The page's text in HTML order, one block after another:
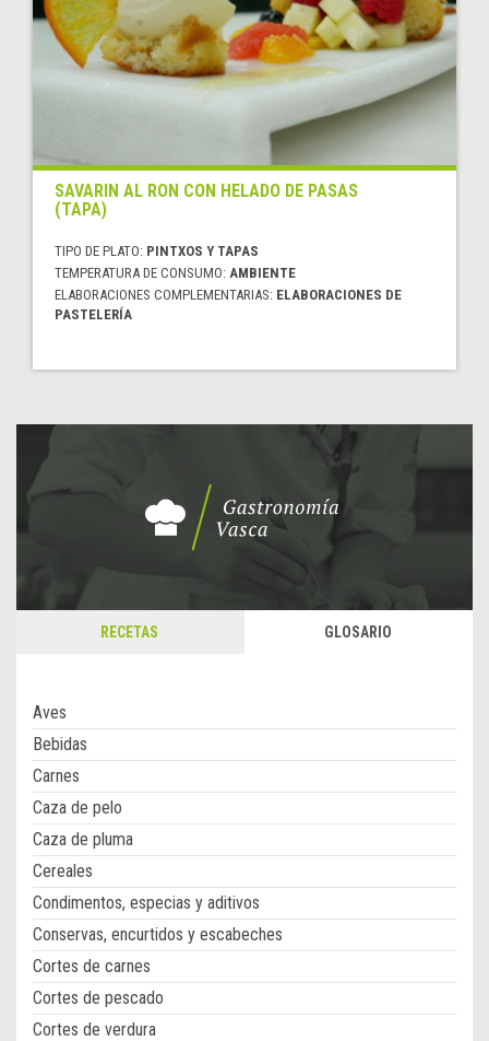
SAVARIN AL RON CON HELADO DE PASAS
(TAPA)
TIPO DE PLATO: PINTXOS Y TAPAS
TEMPERATURA DE CONSUMO: AMBIENTE
ELABORACIONES COMPLEMENTARIAS: ELABORACIONES DE
PASTELERÍA
RECETAS GLOSARIO
Aves
Bebidas
Carnes
Caza de pelo
Caza de pluma
Cereales
Condimentos, especias y aditivos
Conservas, encurtidos y escabeches
Cortes de carnes
Cortes de pescado
Cortes de verdura